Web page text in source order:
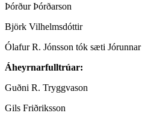
Þórður Þórðarson
Björk Vilhelmsdóttir
Ólafur R. Jónsson tók sæti
Áheyrnarfulltrúar:
Guðni R. Tryggvason
Gils Friðriksson